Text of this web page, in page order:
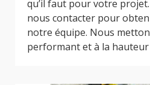
qu’il faut pour votre projet.
nous contacter pour
notre équipe. Nous
performant et à la